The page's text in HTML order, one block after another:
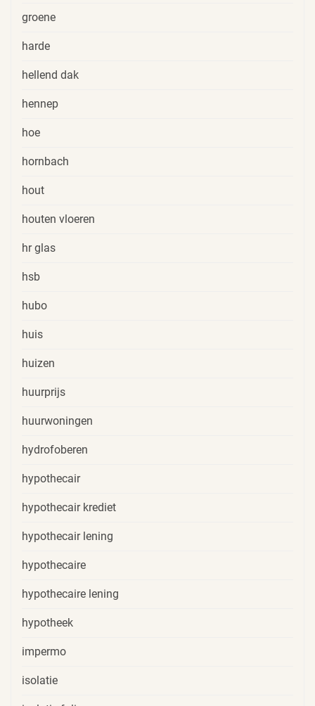
groene
harde
hellend dak
hennep
hoe
hornbach
hout
houten vloeren
hr glas
hsb
hubo
huis
huizen
huurprijs
huurwoningen
hydrofoberen
hypothecair
hypothecair krediet
hypothecair lening
hypothecaire
hypothecaire lening
hypotheek
impermo
isolatie